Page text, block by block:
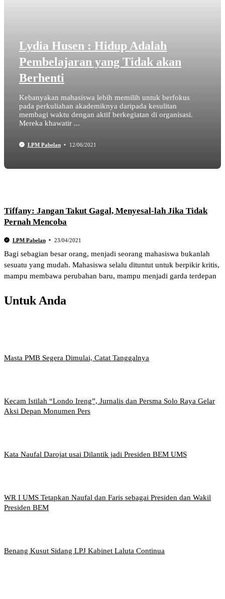
Lydia Husen : Hidup Adalah
Pembelajaran yang Tidak akan
Berhenti
Kebanyakan mahasiswa lebih memilih untuk berfokus
pada perkuliahan akademiknya daripada kesulitan
membagi waktu dengan aktif berkegiatan di organisasi.
Mereka khawatir ...
LPM Pabelan 12/06/2021
Tiffany: Jangan Takut Gagal, Menyesal-lah Jika Tidak
Pernah Mencoba
LPM Pabelan 23/04/2021
Bagi sebagian besar orang, menjadi seorang mahasiswa bukanlah
sesuatu yang mudah. Mahasiswa selalu dituntut untuk berpikir kritis,
mampu membawa perubahan baru, mampu menjadi garda terdepan
Untuk Anda
Masta PMB Segera Dimulai, Catat Tanggalnya
Kecam Istilah “Londo Ireng”, Jurnalis dan Persma Solo Raya Gelar
Aksi Depan Monumen Pers
Kata Naufal Darojat usai Dilantik jadi Presiden BEM UMS
WR I UMS Tetapkan Naufal dan Faris sebagai Presiden dan Wakil
Presiden BEM
Benang Kusut Sidang LPJ Kabinet Laluta Continua